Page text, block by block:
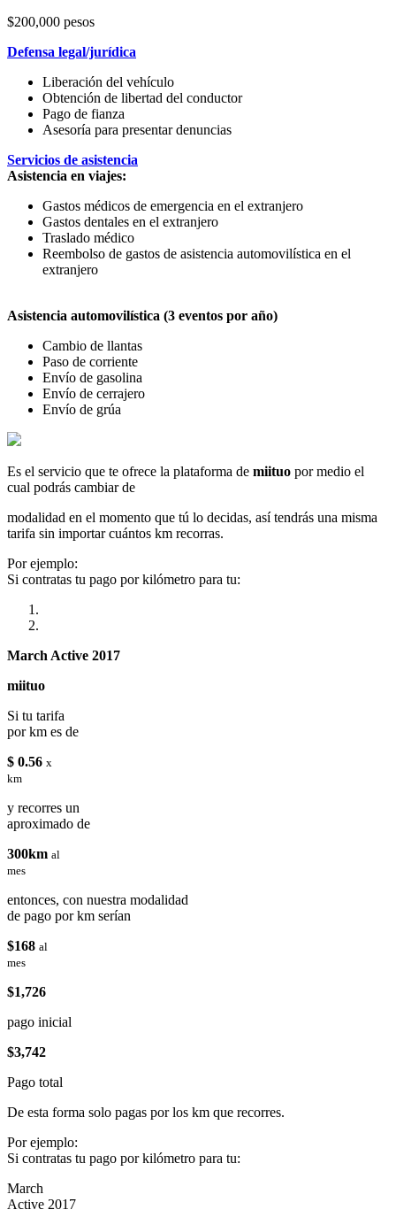
$200,000 pesos
Defensa legal/jurídica
Liberación del vehículo
Obtención de libertad del conductor
Pago de fianza
Asesoría para presentar denuncias
Servicios de asistencia
Asistencia en viajes:
Gastos médicos de emergencia en el extranjero
Gastos dentales en el extranjero
Traslado médico
Reembolso de gastos de asistencia automovilística en el
extranjero
Asistencia automovilística (3 eventos por año)
Cambio de llantas
Paso de corriente
Envío de gasolina
Envío de cerrajero
Envío de grúa
Es el servicio que te ofrece la plataforma de miituo por medio el
cual podrás cambiar de
modalidad en el momento que tú lo decidas, así tendrás una misma
tarifa sin importar cuántos km recorras.
Por ejemplo:
Si contratas tu pago por kilómetro para tu:
March Active 2017
miituo
Si tu tarifa
por km es de
$ 0.56 x
km
y recorres un
aproximado de
300km al
mes
entonces, con nuestra modalidad
de pago por km serían
$168 al
mes
$1,726
pago inicial
$3,742
Pago total
De esta forma solo pagas por los km que recorres.
Por ejemplo:
Si contratas tu pago por kilómetro para tu:
March
Active 2017